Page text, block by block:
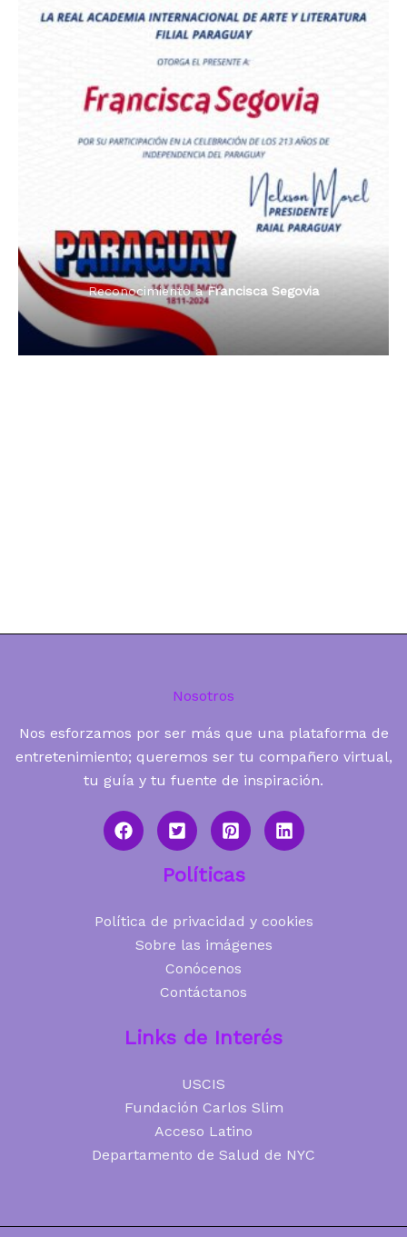
Dama de Oro 2024
Reconocimiento aFrancisca Segovia
Reconocimiento aFrancisca Segovia
Radio Tribuna Abierta
Radio Tribuna Abierta
Radio Oñondivepa Paraguay
Premio Orgullo Paraguayo
Reconocimiento aFrancisca Segovia
Nosotros
Nos esforzamos por ser más que una plataforma de
entretenimiento; queremos ser tu compañero virtual,
tu guía y tu fuente de inspiración.
Políticas
Política de privacidad y cookies
Sobre las imágenes
Conócenos
Contáctanos
Links de Interés
USCIS
Fundación Carlos Slim
Acceso Latino
Departamento de Salud de NYC